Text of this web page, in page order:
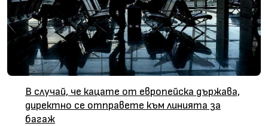
В случай, че кацате от европейска държава,
директно се отправете към линията за
багаж